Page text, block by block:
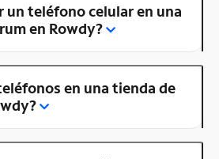
un teléfono celular en una
en Rowdy?
en una tienda de